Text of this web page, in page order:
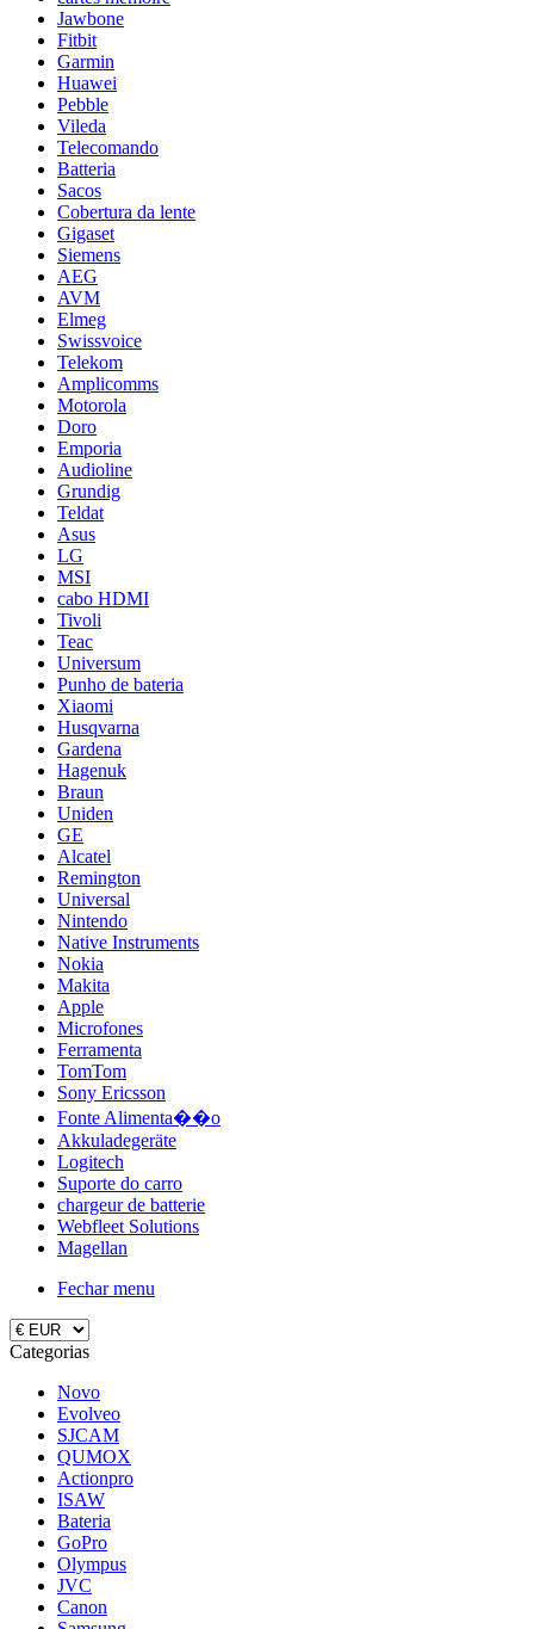
Jawbone
Fitbit
Garmin
Huawei
Pebble
Vileda
Telecomando
Batteria
Sacos
Cobertura da lente
Gigaset
Siemens
AEG
AVM
Elmeg
Swissvoice
Telekom
Amplicomms
Motorola
Doro
Emporia
Audioline
Grundig
Teldat
Asus
LG
MSI
cabo HDMI
Tivoli
Teac
Universum
Punho de bateria
Xiaomi
Husqvarna
Gardena
Hagenuk
Braun
Uniden
GE
Alcatel
Remington
Universal
Nintendo
Native Instruments
Nokia
Makita
Apple
Microfones
Ferramenta
TomTom
Sony Ericsson
Fonte Alimenta��o
Akkuladegeräte
Logitech
Suporte do carro
chargeur de batterie
Webfleet Solutions
Magellan
Fechar menu
Categorias
Novo
Evolveo
SJCAM
QUMOX
Actionpro
ISAW
Bateria
GoPro
Olympus
JVC
Canon